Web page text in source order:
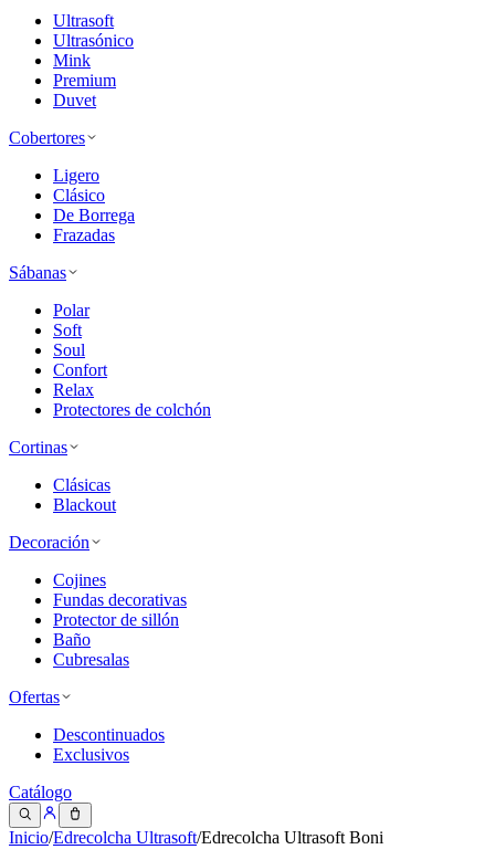
Ultrasoft
Ultrasónico
Mink
Premium
Duvet
Cobertores
Ligero
Clásico
De Borrega
Frazadas
Sábanas
Polar
Soft
Soul
Confort
Relax
Protectores de colchón
Cortinas
Clásicas
Blackout
Decoración
Cojines
Fundas decorativas
Protector de sillón
Baño
Cubresalas
Ofertas
Descontinuados
Exclusivos
Catálogo
Inicio/Edrecolcha Ultrasoft/Edrecolcha Ultrasoft Boni